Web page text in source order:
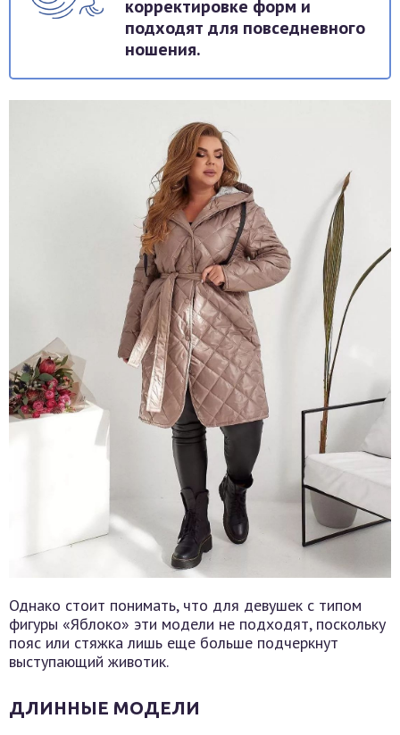
корректировке форм и
подходят для повседневного
ношения.
Однако стоит понимать, что для девушек с типом
фигуры «Яблоко» эти модели не подходят, поскольку
пояс или стяжка лишь еще больше подчеркнут
выступающий животик.
ДЛИННЫЕ МОДЕЛИ